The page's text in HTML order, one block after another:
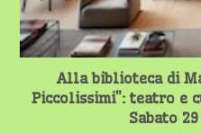
Alla biblioteca di
Piccolissimi”: teatro e
Sabato